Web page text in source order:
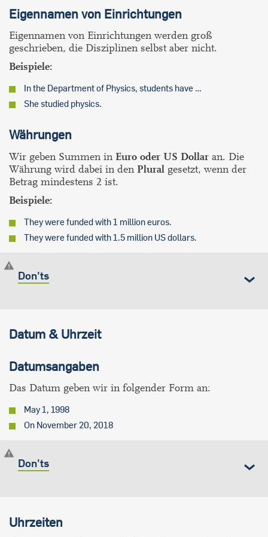
Eigennamen von Einrichtungen
Eigennamen von Einrichtungen werden groß
geschrieben, die Disziplinen selbst aber nicht.
Beispiele:
In the Department of Physics, students have …
She studied physics.
Währungen
Wir geben Summen in Euro oder US Dollar an. Die
Währung wird dabei in den Plural gesetzt, wenn der
Betrag mindestens 2 ist.
Beispiele:
They were funded with 1 million euros.
They were funded with 1.5 million US dollars.
Don'ts
Datum & Uhrzeit
Datumsangaben
Das Datum geben wir in folgender Form an:
May 1, 1998
On November 20, 2018
Don'ts
Uhrzeiten